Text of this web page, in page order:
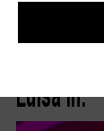
Spielzeit 25/
Bereich
Luisa in: